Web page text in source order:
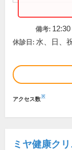
備考:
休診日: 水、日、
アクセス数※
ミヤ健康ク